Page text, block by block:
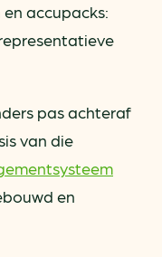
accupacks:
pas achteraf
van die
en